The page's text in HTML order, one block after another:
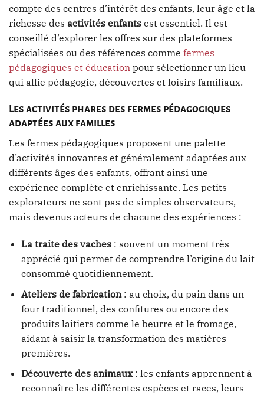
compte des centres d’intérêt des enfants, leur âge et la
richesse des activités enfants est essentiel. Il est
conseillé d’explorer les offres sur des plateformes
spécialisées ou des références comme fermes
pédagogiques et éducation pour sélectionner un lieu
qui allie pédagogie, découvertes et loisirs familiaux.
Les activités phares des fermes pédagogiques
adaptées aux familles
Les fermes pédagogiques proposent une palette
d’activités innovantes et généralement adaptées aux
différents âges des enfants, offrant ainsi une
expérience complète et enrichissante. Les petits
explorateurs ne sont pas de simples observateurs,
mais devenus acteurs de chacune des expériences :
La traite des vaches: souvent un moment très
apprécié qui permet de comprendre l’origine du lait
consommé quotidiennement.
Ateliers de fabrication: au choix, du pain dans un
four traditionnel, des confitures ou encore des
produits laitiers comme le beurre et le fromage,
aidant à saisir la transformation des matières
premières.
Découverte des animaux: les enfants apprennent à
reconnaître les différentes espèces et races, leurs